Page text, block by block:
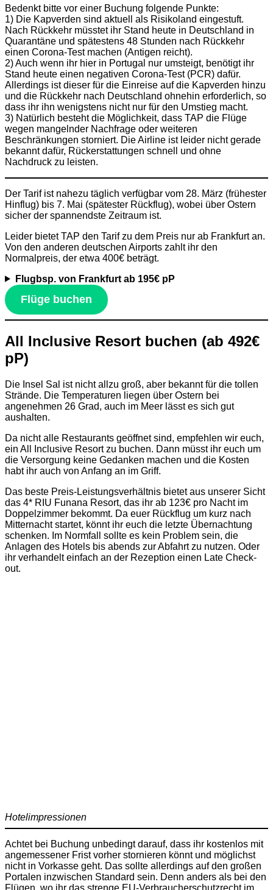
Bedenkt bitte vor einer Buchung folgende Punkte:
1) Die Kapverden sind aktuell als Risikoland eingestuft.
Nach Rückkehr müsstet ihr Stand heute in Deutschland in
Quarantäne und spätestens 48 Stunden nach Rückkehr
einen Corona-Test machen (Antigen reicht).
2) Auch wenn ihr hier in Portugal nur umsteigt, benötigt ihr
Stand heute einen negativen Corona-Test (PCR) dafür.
Allerdings ist dieser für die Einreise auf die Kapverden hinzu
und die Rückkehr nach Deutschland ohnehin erforderlich, so
dass ihr ihn wenigstens nicht nur für den Umstieg macht.
3) Natürlich besteht die Möglichkeit, dass TAP die Flüge
wegen mangelnder Nachfrage oder weiteren
Beschränkungen storniert. Die Airline ist leider nicht gerade
bekannt dafür, Rückerstattungen schnell und ohne
Nachdruck zu leisten.
Der Tarif ist nahezu täglich verfügbar vom 28. März (frühester
Hinflug) bis 7. Mai (spätester Rückflug), wobei über Ostern
sicher der spannendste Zeitraum ist.
Leider bietet TAP den Tarif zu dem Preis nur ab Frankfurt an.
Von den anderen deutschen Airports zahlt ihr den
Normalpreis, der etwa 400€ beträgt.
Flugbsp. von Frankfurt ab 195€ pP
Flüge buchen
All Inclusive Resort buchen (ab 492€
pP)
Die Insel Sal ist nicht allzu groß, aber bekannt für die tollen
Strände. Die Temperaturen liegen über Ostern bei
angenehmen 26 Grad, auch im Meer lässt es sich gut
aushalten.
Da nicht alle Restaurants geöffnet sind, empfehlen wir euch,
ein All Inclusive Resort zu buchen. Dann müsst ihr euch um
die Versorgung keine Gedanken machen und die Kosten
habt ihr auch von Anfang an im Griff.
Das beste Preis-Leistungsverhältnis bietet aus unserer Sicht
das 4* RIU Funana Resort, das ihr ab 123€ pro Nacht im
Doppelzimmer bekommt. Da euer Rückflug um kurz nach
Mitternacht startet, könnt ihr euch die letzte Übernachtung
schenken. Im Normfall sollte es kein Problem sein, die
Anlagen des Hotels bis abends zur Abfahrt zu nutzen. Oder
ihr verhandelt einfach an der Rezeption einen Late Check-
out.
Hotelimpressionen
Achtet bei Buchung unbedingt darauf, dass ihr kostenlos mit
angemessener Frist vorher stornieren könnt und möglichst
nicht in Vorkasse geht. Das sollte allerdings auf den großen
Portalen inzwischen Standard sein. Denn anders als bei den
Flügen, wo ihr das strenge EU-Verbraucherschutzrecht im